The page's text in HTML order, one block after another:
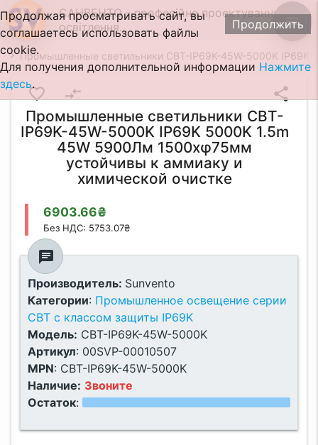
САНВЕНТО - професійне проектування
освітлення.
menu
Промышленные светильники CBT-IP69K-45W-5000K
favorite_border compare_arrows share
Промышленные светильники CBT-
IP69K-45W-5000K IP69K 5000K 1.5m
45W 5900Лм 1500xφ75мм
устойчивы к аммиаку и
химической очистке
6903.66₴
Без НДС: 5753.07₴
chat
Производитель: Sunvento
Категории: Промышленное освещение серии
CBT с классом защиты IP69K
Модель: CBT-IP69K-45W-5000K
Артикул: 00SVP-00010507
MPN: CBT-IP69K-45W-5000K
Наличие: Звоните
Остаток:
Продолжить
Продолжая просматривать сайт, вы
соглашаетесь использовать файлы
cookie.
Для получения дополнительной информации Нажмите
здесь.